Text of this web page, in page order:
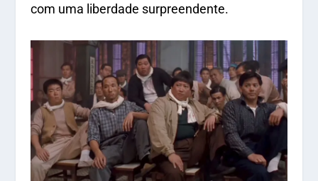
com uma liberdade surpreendente.